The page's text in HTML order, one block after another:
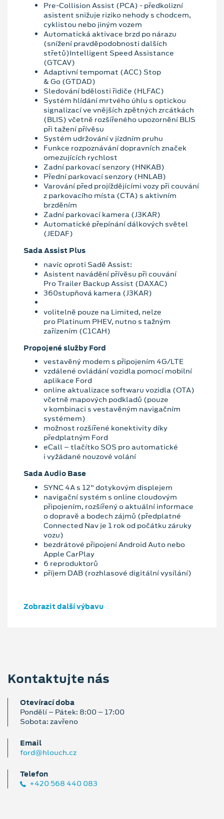
Pre-Collision Assist (PCA) - předkolizní
asistent snižuje riziko nehody s chodcem,
cyklistou nebo jiným vozem
Automatická aktivace brzd po nárazu
(snížení pravděpodobnosti dalších
střetů)Intelligent Speed Assistance
(GTCAV)
Adaptivní tempomat (ACC) Stop
& Go (GTDAD)
Sledování bdělosti řidiče (HLFAC)
Systém hlídání mrtvého úhlu s optickou
signalizací ve vnějších zpětných zrcátkách
(BLIS) včetně rozšířeného upozornění BLIS
při tažení přívěsu
Systém udržování v jízdním pruhu
Funkce rozpoznávání dopravních značek
omezujících rychlost
Zadní parkovací senzory (HNKAB)
Přední parkovací senzory (HNLAB)
Varování před projíždějícími vozy při couvání
z parkovacího místa (CTA) s aktivním
brzděním
Zadní parkovací kamera (J3KAR)
Automatické přepínání dálkových světel
(JEDAF)
Sada Assist Plus
navíc oproti Sadě Assist:
Asistent navádění přívěsu při couvání
Pro Trailer Backup Assist (DAXAC)
360stupňová kamera (J3KAR)
volitelně pouze na Limited, nelze
pro Platinum PHEV, nutno s tažným
zařízením (C1CAH)
Propojené služby Ford
vestavěný modem s připojením 4G/LTE
vzdálené ovládání vozidla pomocí mobilní
aplikace Ford
online aktualizace softwaru vozidla (OTA)
včetně mapových podkladů (pouze
v kombinaci s vestavěným navigačním
systémem)
možnost rozšířené konektivity díky
předplatným Ford
eCall – tlačítko SOS pro automatické
i vyžádané nouzové volání
Sada Audio Base
SYNC 4A s 12" dotykovým displejem
navigační systém s online cloudovým
připojením, rozšířený o aktuální informace
o dopravě a bodech zájmů (předplatné
Connected Nav je 1 rok od počátku záruky
vozu)
bezdrátové připojení Android Auto nebo
Apple CarPlay
6 reproduktorů
příjem DAB (rozhlasové digitální vysílání)
Zobrazit další výbavu
Kontaktujte nás
Otevírací doba
Pondělí – Pátek: 8:00 – 17:00
Sobota: zavřeno
Email
ford@hlouch.cz
Telefon
+420 568 440 083